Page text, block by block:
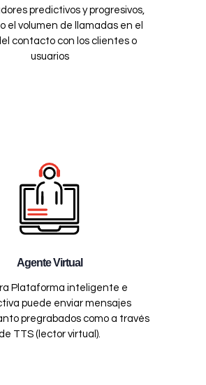
predictivos y progresivos,
el volumen de llamadas en el
contacto con los clientes o
usuarios
Agente Virtual
Plataforma inteligente e
puede enviar mensajes
pregrabados como a través
TTS (lector virtual).